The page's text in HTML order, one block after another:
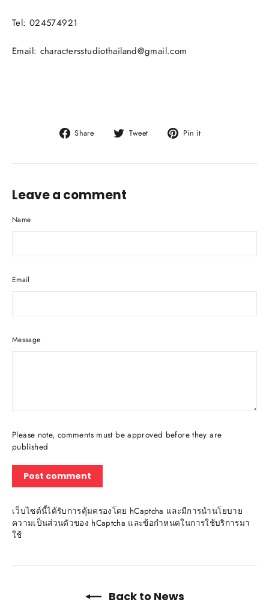
Tel: 024574921
Email: charactersstudiothailand@gmail.com
Share
Share Tweet
Tweet Pin it
Leave a comment
Name
Email
Message
Please note, comments must be approved before they are
published
เว็บไซต์นี้ได้รับการคุ้มครองโดย hCaptcha และมีการนำนโยบาย
ความเป็นส่วนตัวของ hCaptcha และข้อกำหนดในการใช้บริการมา
ใช้
Back to News